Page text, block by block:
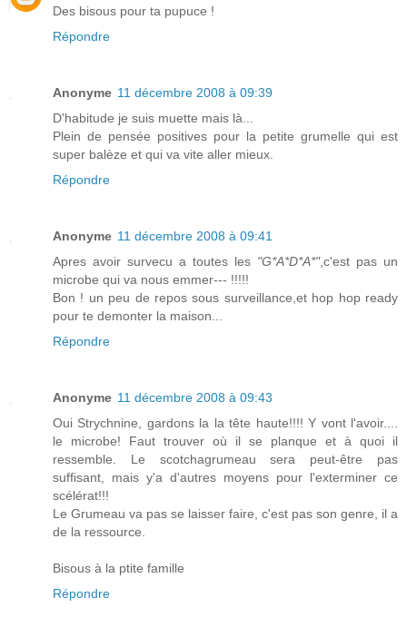
Des bisous pour ta pupuce !
Répondre
Anonyme 11 décembre 2008 à 09:39
D'habitude je suis muette mais là...
Plein de pensée positives pour la petite grumelle qui est
super balèze et qui va vite aller mieux.
Répondre
Anonyme 11 décembre 2008 à 09:41
Apres avoir survecu a toutes les "G*A*D*A*",c'est pas un
microbe qui va nous emmer--- !!!!!
Bon ! un peu de repos sous surveillance,et hop hop ready
pour te demonter la maison...
Répondre
Anonyme 11 décembre 2008 à 09:43
Oui Strychnine, gardons la la tête haute!!!! Y vont l'avoir....
le microbe! Faut trouver où il se planque et à quoi il
ressemble. Le scotchagrumeau sera peut-être pas
suffisant, mais y'a d'autres moyens pour l'exterminer ce
scélérat!!!
Le Grumeau va pas se laisser faire, c'est pas son genre, il a
de la ressource.
Bisous à la ptite famille
Répondre